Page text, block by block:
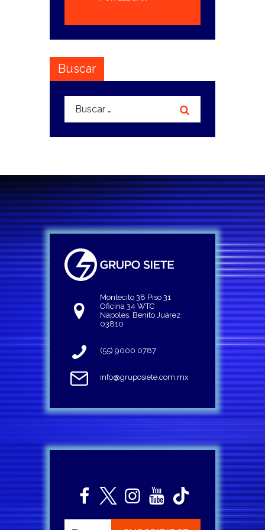
Buscar
Buscar:
Montecito 38 Piso 31
Oficina 34 WTC
Napoles, Benito Juárez
03810
(55) 9000 0787
info@gruposiete.com.mx